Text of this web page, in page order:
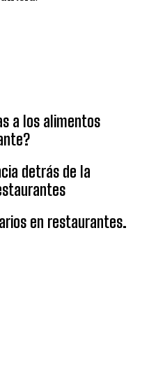
a los alimentos
detrás de la
en restaurantes.